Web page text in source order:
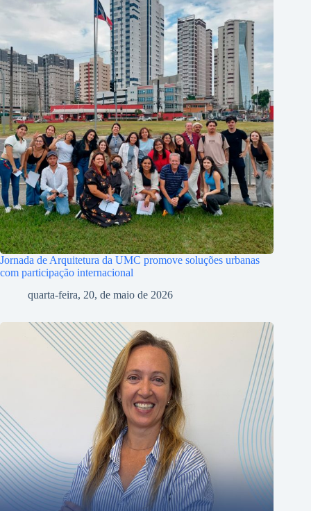
Jornada de Arquitetura da UMC promove soluções urbanas
com participação internacional
quarta-feira, 20, de maio de 2026